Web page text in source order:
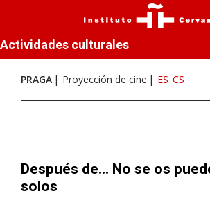
Actividades culturales
PRAGA Proyección de cine ES CS
Después de... No se os
solos